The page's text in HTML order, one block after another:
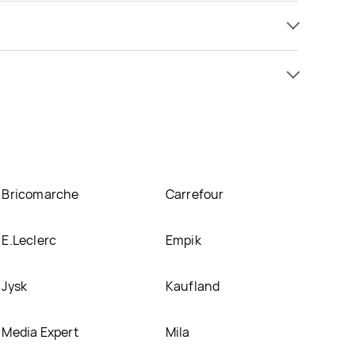
Bricomarche Carrefour
E.Leclerc Empik
Jysk Kaufland
Media Expert Mila